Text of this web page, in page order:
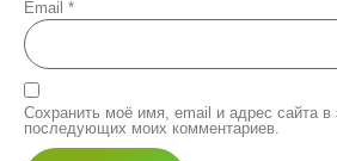
Email *
Сохранить моё имя, email и адрес сайта в
последующих моих комментариев.